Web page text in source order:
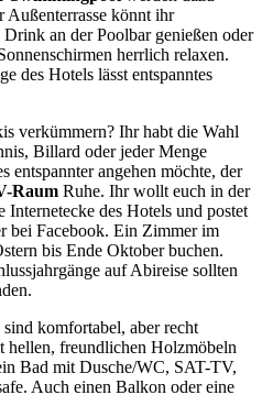
Außenterrasse könnt ihr
an der Poolbar genießen oder
herrlich relaxen.
des Hotels lässt entspanntes
verkümmern? Ihr habt die Wahl
Billard oder jeder Menge
entspannter angehen möchte, der
Raum Ruhe. Ihr wollt euch in der
des Hotels und postet
bei Facebook. Ein Zimmer im
bis Ende Oktober buchen.
auf Abireise sollten
komfortabel, aber recht
hellen, freundlichen Holzmöbeln
Bad mit Dusche/WC, SAT-TV,
Auch einen Balkon oder eine